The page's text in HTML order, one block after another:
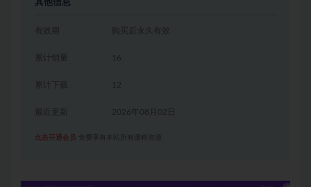
其他信息
有效期 购买后永久有效
累计销量 16
累计下载 12
2026年08月02日
点击开通会员 免费享有本站所有课程资源